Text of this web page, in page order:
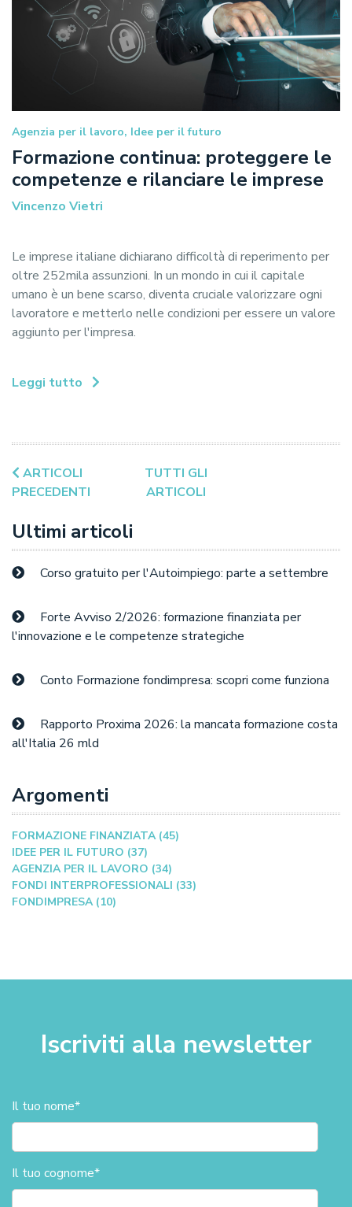
Agenzia per il lavoro, Idee per il futuro
Formazione continua: proteggere le
competenze e rilanciare le imprese
Vincenzo Vietri
Le imprese italiane dichiarano difficoltà di reperimento per
oltre 252mila assunzioni. In un mondo in cui il capitale
umano è un bene scarso, diventa cruciale valorizzare ogni
lavoratore e metterlo nelle condizioni per essere un valore
aggiunto per l'impresa.
Leggi tutto
ARTICOLI
PRECEDENTI
TUTTI GLI
ARTICOLI
Ultimi articoli
Corso gratuito per l'Autoimpiego: parte a settembre
Forte Avviso 2/2026: formazione finanziata per
l'innovazione e le competenze strategiche
Conto Formazione fondimpresa: scopri come funziona
Rapporto Proxima 2026: la mancata formazione costa
all'Italia 26 mld
Argomenti
FORMAZIONE FINANZIATA (45)
IDEE PER IL FUTURO (37)
AGENZIA PER IL LAVORO (34)
FONDI INTERPROFESSIONALI (33)
FONDIMPRESA (10)
Iscriviti alla newsletter
Il tuo nome*
Il tuo cognome*